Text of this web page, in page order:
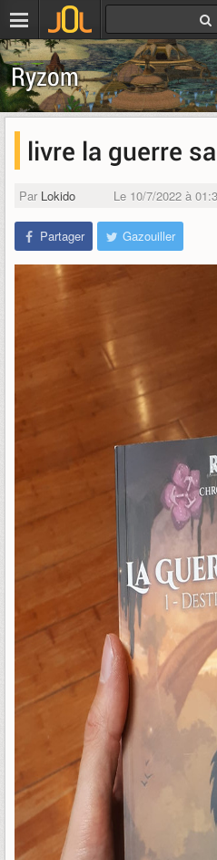
Ryzom
livre la guerre
Par Lokido Le 10/7/2022 à
Partager Gazouiller